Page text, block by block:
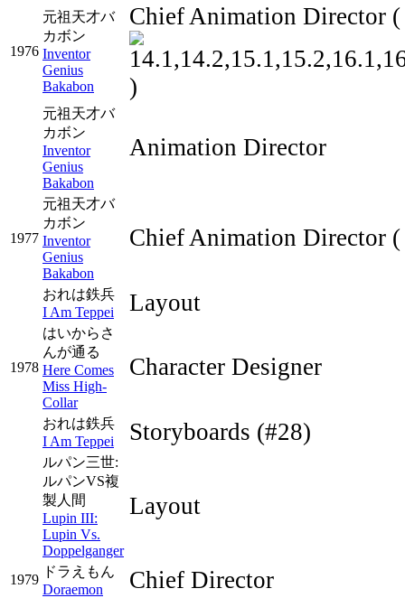
1976
元祖天才バ
カボン
Inventor
Genius
Bakabon
Chief Animation Director
)
元祖天才バ
カボン
Inventor
Genius
Bakabon
Animation Director
1977
元祖天才バ
カボン
Inventor
Genius
Bakabon
Chief Animation Director
おれは鉄兵
I Am Teppei
Layout
1978
はいからさ
んが通る
Here Comes
Miss High-
Collar
Character Designer
おれは鉄兵
I Am Teppei
Storyboards (#28)
ルパン三世:
ルパンVS複
製人間
Lupin III:
Lupin Vs.
Doppelganger
Layout
1979
ドラえもん
Doraemon
Chief Director